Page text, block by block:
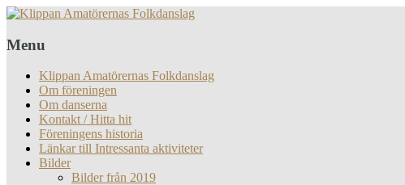
Menu
Klippan Amatörernas Folkdanslag
Om föreningen
Om danserna
Kontakt / Hitta hit
Föreningens historia
Länkar till Intressanta aktiviteter
Bilder
Bilder från 2019